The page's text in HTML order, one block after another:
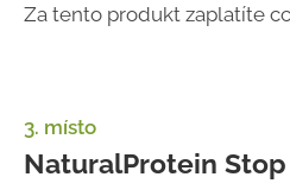
Za tento produkt zaplatíte
3. místo
NaturalProtein